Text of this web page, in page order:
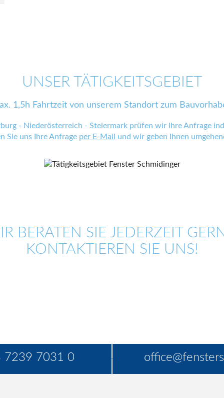
UNSER TÄTIGKEITSGEBIET
1,5h Fahrtzeit von unserem Standort zum
- Niederösterreich - Steiermark prüfen wir Ihre Anfrage
Sie uns Ihre Anfrage per E-Mail und wir geben Ihnen
BERATEN SIE JEDERZEIT
KONTAKTIEREN SIE UNS!
7239 7031 0